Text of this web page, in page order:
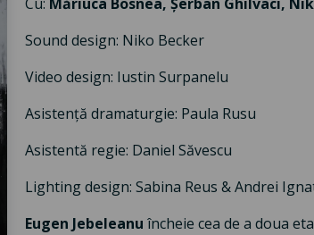
Sound design: Niko Becker
Video design: Iustin Surpanelu
Asistență dramaturgie: Paula Rusu
Asistentă regie: Daniel Săvescu
Lighting design: Sabina Reus & Andrei
Eugen Jebeleanu încheie cea de a doua